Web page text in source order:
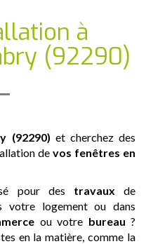
à
(92290)
(92290) et cherchez des
de vos fenêtres en
pour des travaux de
votre logement ou dans
ou votre bureau ?
en la matière, comme la